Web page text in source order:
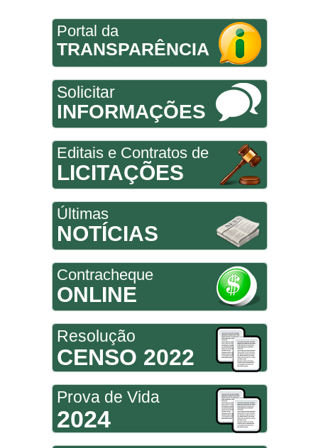
Portal da
TRANSPARÊNCIA
Solicitar
INFORMAÇÕES
Editais e Contratos de
LICITAÇÕES
Últimas
NOTÍCIAS
Contracheque
ONLINE
Resolução
CENSO 2022
Prova de Vida
2024